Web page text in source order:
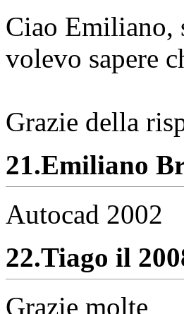
Ciao Emiliano,
volevo sapere
Grazie della
21.Emiliano
Autocad 2002
22.Tiago il
Grazie molte